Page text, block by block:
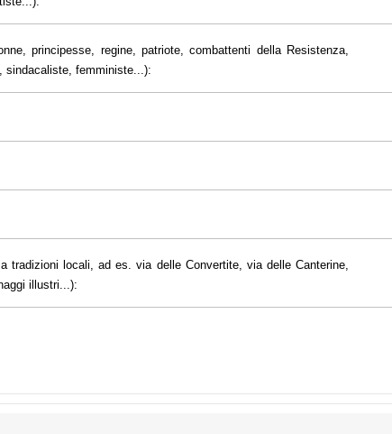
principesse, regine, patriote, combattenti della Resistenza,
sindacaliste, femministe...):
tradizioni locali, ad es. via delle Convertite, via delle Canterine,
illustri...):